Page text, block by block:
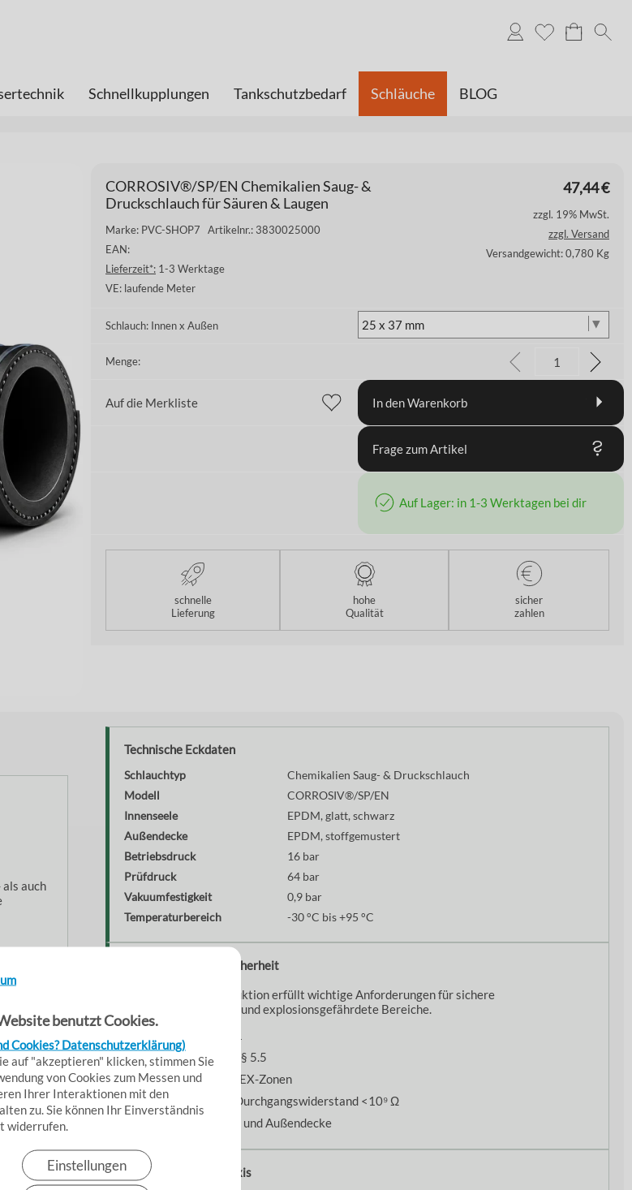
benutzt Cookies.
Cookies? Datenschutzerklärung)
auf "akzeptieren" klicken, stimmen Sie
von Cookies zum Messen und
Ihrer Interaktionen mit den
zu. Sie können Ihr Einverständnis
widerrufen.
Einstellungen
Schnellkupplungen Tankschutzbedarf Schläuche BLOG
47,44€
CORROSIV®/SP/EN Chemikalien Saug- &
Druckschlauch für Säuren & Laugen
Marke: PVC-SHOP7 Artikelnr.: 3830025000
EAN:
Lieferzeit*: 1-3 Werktage
VE: laufende Meter
zzgl. 19% MwSt.
zzgl. Versand
Versandgewicht: 0,780 Kg
Schlauch: Innen x Außen
Menge:
Auf die Merkliste In den Warenkorb
Frage zum Artikel
Auf Lager: in 1-3 Werktagen bei dir
schnelle
Lieferung
hohe
Qualität
sicher
zahlen
auch
Technische Eckdaten
Schlauchtyp
Chemikalien Saug- & Druckschlauch
Modell
CORROSIV®/SP/EN
Innenseele
EPDM, glatt, schwarz
Außendecke
EPDM, stoffgemustert
Betriebsdruck
16 bar
Prüfdruck
64 bar
Vakuumfestigkeit
0,9 bar
Temperaturbereich
-30 °C bis +95 °C
Zertifizierungen & Sicherheit
Die leitfähige Konstruktion erfüllt wichtige Anforderungen für sichere
Chemieanwendungen und explosionsgefährdete Bereiche.
TRbF 131 Teil 2 § 5.5
Geeignet für ATEX-Zonen
Antistatischer Durchgangswiderstand <10⁹ Ω
Leitfähige Seele und Außendecke
Hinweise aus der Praxis